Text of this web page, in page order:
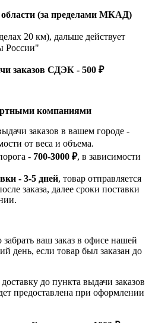
(за пределами МКАД)
20 км), дальше действует
России"
заказов СДЭК - 500 ₽
компаниями
заказов в вашем городе -
от веса и объема.
- 700-3000 ₽, в зависимости
- 3-5 дней, товар отправляется
заказа, далее сроки поставки
ваш заказ в офисе нашей
день, если товар был заказан до
до пункта выдачи заказов
предоставлена при оформлении